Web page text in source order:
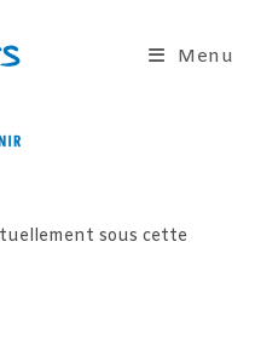
Menu
sous cette